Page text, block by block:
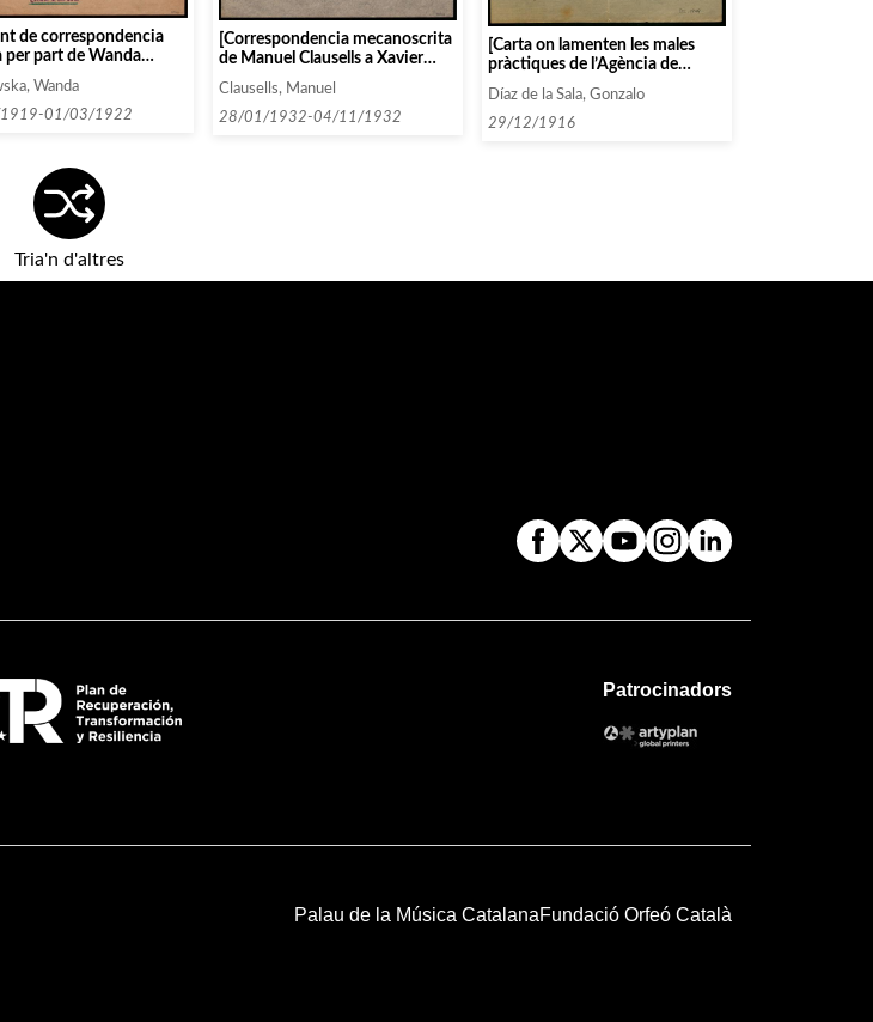
de correspondencia
per part de Wanda
Wanda
01/03/1922
[Correspondencia mecanoscrita
de Manuel Clausells a Xavier
Nogués]
Clausells, Manuel
28/01/1932-04/11/1932
[Carta on lamenten les males
pràctiques de l’Agència de
Díaz de la Sala, Gonzalo
29/12/1916
Tria'n d'altres
Patrocinadors
Palau de la Música CatalanaFundació Orfeó Català